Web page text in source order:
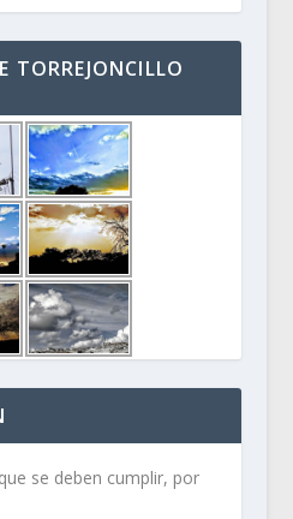
TORREJONCILLO
se deben cumplir, por